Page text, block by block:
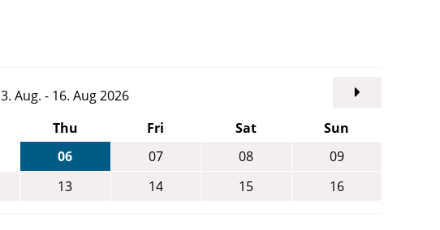
3. Aug. - 16. Aug 2026
Thu Fri Sat
Sun
06 07 08
09
13 14 15 16